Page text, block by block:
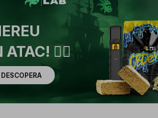
ATAC! 🏴‍☠️
DESCOPERA